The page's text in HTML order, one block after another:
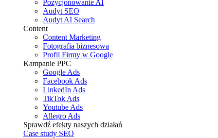
Pozycjonowanie AI
Audyt SEO
Audyt AI Search
Content
Content Marketing
Fotografia biznesowa
Profil Firmy w Google
Kampanie PPC
Google Ads
Facebook Ads
LinkedIn Ads
TikTok Ads
Youtube Ads
Allegro Ads
Sprawdź efekty naszych działań
Case study SEO